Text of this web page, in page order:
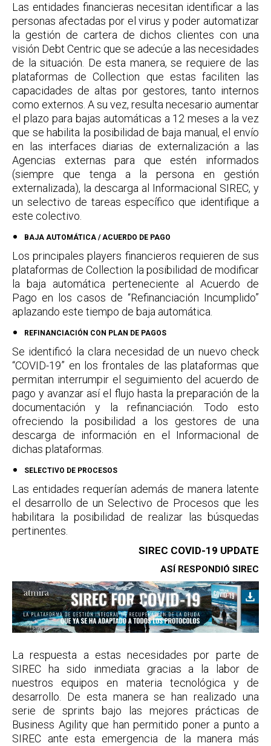
Las entidades financieras necesitan identificar a las
personas afectadas por el virus y poder automatizar
la gestión de cartera de dichos clientes con una
visión Debt Centric que se adecúe a las necesidades
de la situación. De esta manera, se requiere de las
plataformas de Collection que estas faciliten las
capacidades de altas por gestores, tanto internos
como externos. A su vez, resulta necesario aumentar
el plazo para bajas automáticas a 12 meses a la vez
que se habilita la posibilidad de baja manual, el envío
en las interfaces diarias de externalización a las
Agencias externas para que estén informados
(siempre que tenga a la persona en gestión
externalizada), la descarga al Informacional SIREC, y
un selectivo de tareas específico que identifique a
este colectivo.
BAJA AUTOMÁTICA / ACUERDO DE PAGO
Los principales players financieros requieren de sus
plataformas de Collection la posibilidad de modificar
la baja automática perteneciente al Acuerdo de
Pago en los casos de “Refinanciación Incumplido”
aplazando este tiempo de baja automática.
REFINANCIACIÓN CON PLAN DE PAGOS
Se identificó la clara necesidad de un nuevo check
“COVID-19” en los frontales de las plataformas que
permitan interrumpir el seguimiento del acuerdo de
pago y avanzar así el flujo hasta la preparación de la
documentación y la refinanciación. Todo esto
ofreciendo la posibilidad a los gestores de una
descarga de información en el Informacional de
dichas plataformas.
SELECTIVO DE PROCESOS
Las entidades requerían además de manera latente
el desarrollo de un Selectivo de Procesos que les
habilitara la posibilidad de realizar las búsquedas
pertinentes.
SIREC COVID-19 UPDATE
ASÍ RESPONDIÓ SIREC
La respuesta a estas necesidades por parte de
SIREC ha sido inmediata gracias a la labor de
nuestros equipos en materia tecnológica y de
desarrollo. De esta manera se han realizado una
serie de sprints bajo las mejores prácticas de
Business Agility que han permitido poner a punto a
SIREC ante esta emergencia de la manera más